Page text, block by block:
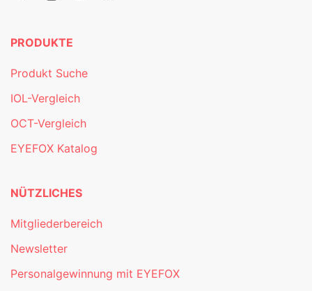
PRODUKTE
Produkt Suche
IOL-Vergleich
OCT-Vergleich
EYEFOX Katalog
NÜTZLICHES
Mitgliederbereich
Newsletter
Personalgewinnung mit EYEFOX